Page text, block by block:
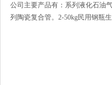
公司主要产品有：系列液化石油
列陶瓷复合管。2-50kg民用钢瓶